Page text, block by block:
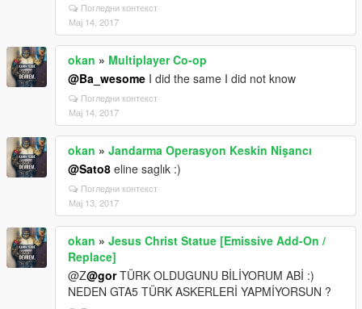
Погледни контекст
Мај 14, 2017
okan » Multiplayer Co-op
@Ba_wesome I did the same I did not know
Погледни контекст
Мај 14, 2017
okan » Jandarma Operasyon Keskin Nişancı
@Sato8 eline saglık :)
Погледни контекст
Мај 13, 2017
okan » Jesus Christ Statue [Emissive Add-On /
Replace]
@Z@gorTÜRK OLDUGUNU BİLİYORUM ABİ :)
NEDEN GTA5 TÜRK ASKERLERİ YAPMİYORSUN ?